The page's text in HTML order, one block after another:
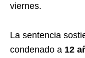
viernes.
La sentencia
condenado a 12